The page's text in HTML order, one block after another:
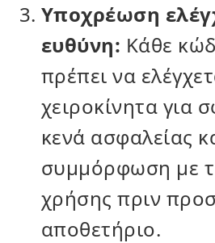
Υποχρέωση
ευθύνη: Κάθε
πρέπει να
χειροκίνητα για
κενά ασφαλείας
συμμόρφωση με
χρήσης πριν
αποθετήριο.